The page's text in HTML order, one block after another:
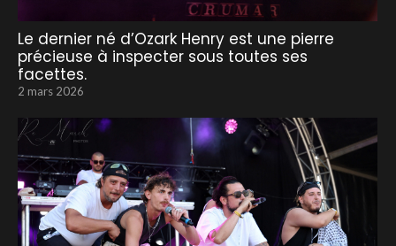
Le dernier né d’Ozark Henry est une pierre
précieuse à inspecter sous toutes ses
facettes.
2 mars 2026